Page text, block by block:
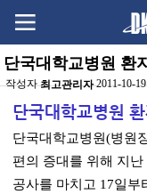
content
menu
단국대학교병원 환
작성자최고관리자2011-10-
본문
단국대학교병원
단국대학교병원(병원
편의 증대를 위해 지
공사를 마치고 17일부